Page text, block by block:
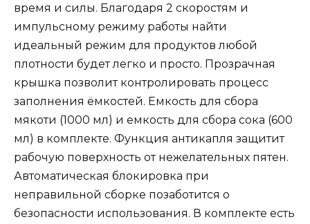
время и силы. Благодаря 2 скоростям и
импульсному режиму работы найти
идеальный режим для продуктов любой
плотности будет легко и просто. Прозрачная
крышка позволит контролировать процесс
заполнения ёмкостей. Емкость для сбора
мякоти (1000 мл) и емкость для сбора сока (600
мл) в комплекте. Функция антикапля защитит
рабочую поверхность от нежелательных пятен.
Автоматическая блокировка при
неправильной сборке позаботится о
безопасности использования. В комплекте есть